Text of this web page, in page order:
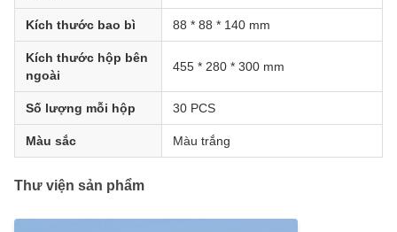
Kích thước bao bì 88 * 88 * 140 mm
Kích thước hộp bên
ngoài
455 * 280 * 300 mm
Số lượng mỗi hộp 30 PCS
Màu sắc Màu trắng
Thư viện sản phẩm